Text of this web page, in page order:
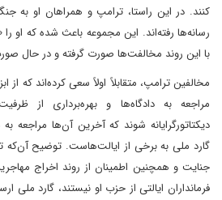
کنند. در این راستا، ترامپ و همراهان او
رسانه‌ها رفته‌اند. این مجموعه باعث شده که او را
با این روند مخالفت‌ها صورت گرفته و در حال
مخالفین ترامپ، متقابلاً اولاً سعی کرده‌اند که از
مراجعه به دادگاه‌ها و بهره‌برداری از
دیکتاتورگرایانه شوند که آخرین آن‌ها مراجعه
گارد ملی به برخی از ایالت‌هاست. توضیح آن‌که
جنایت و همچنین اطمینان از روند اخراج
فرمانداران ایالتی از حزب او نیستند، گارد ملی